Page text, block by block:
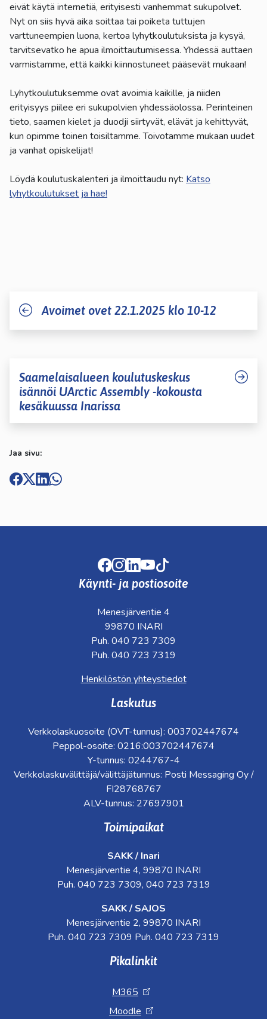
eivät käytä internetiä, erityisesti vanhemmat sukupolvet.
Nyt on siis hyvä aika soittaa tai poiketa tuttujen
varttuneempien luona, kertoa lyhytkoulutuksista ja kysyä,
tarvitsevatko he apua ilmoittautumisessa. Yhdessä auttaen
varmistamme, että kaikki kiinnostuneet pääsevät mukaan!
Lyhytkoulutuksemme ovat avoimia kaikille, ja niiden
erityisyys piilee eri sukupolvien yhdessäolossa. Perinteinen
tieto, saamen kielet ja duodji siirtyvät, elävät ja kehittyvät,
kun opimme toinen toisiltamme. Toivotamme mukaan uudet
ja vanhat opiskelijat!
Löydä koulutuskalenteri ja ilmoittaudu nyt: Katso
lyhytkoulutukset ja hae!
Avoimet ovet 22.1.2025 klo 10-12
Saamelaisalueen koulutuskeskus
isännöi UArctic Assembly -kokousta
kesäkuussa Inarissa
Jaa sivu:
Facebook
Instagram
LinkedIn
Youtube
Käynti- ja postiosoite
Menesjärventie 4
99870 INARI
Puh. 040 723 7309
Puh. 040 723 7319
Henkilöstön yhteystiedot
Laskutus
Verkkolaskuosoite (OVT-tunnus): 003702447674
Peppol-osoite: 0216:003702447674
Y-tunnus: 0244767-4
Verkkolaskuvälittäjä/välittäjätunnus: Posti Messaging Oy /
FI28768767
ALV-tunnus: 27697901
Toimipaikat
SAKK / Inari
Menesjärventie 4, 99870 INARI
Puh. 040 723 7309, 040 723 7319
SAKK / SAJOS
Menesjärventie 2, 99870 INARI
Puh. 040 723 7309 Puh. 040 723 7319
Pikalinkit
M365
Moodle